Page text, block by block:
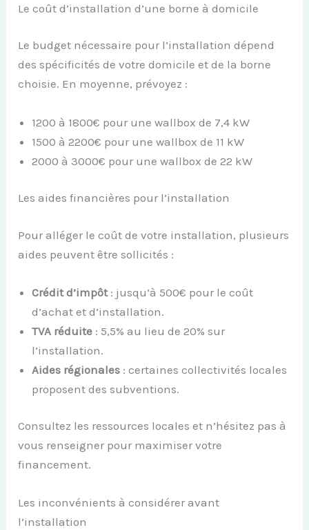
Le coût d’installation d’une borne à domicile
Le budget nécessaire pour l’installation dépend
des spécificités de votre domicile et de la borne
choisie. En moyenne, prévoyez :
1200 à 1800€ pour une wallbox de 7,4 kW
1500 à 2200€ pour une wallbox de 11 kW
2000 à 3000€ pour une wallbox de 22 kW
Les aides financières pour l’installation
Pour alléger le coût de votre installation, plusieurs
aides peuvent être sollicités :
Crédit d’impôt: jusqu’à 500€ pour le coût
d’achat et d’installation.
TVA réduite : 5,5% au lieu de 20% sur
l’installation.
Aides régionales : certaines collectivités locales
proposent des subventions.
Consultez les ressources locales et n’hésitez pas à
vous renseigner pour maximiser votre
financement.
Les inconvénients à considérer avant
l’installation